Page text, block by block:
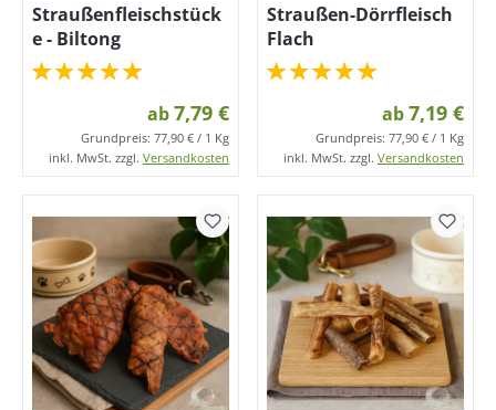
Straußenfleischstück
e - Biltong
ab7,79 €
Grundpreis: 77,90 € / 1 Kg
inkl. MwSt. zzgl. Versandkosten
Straußen-Dörrfleisch
Flach
ab7,19 €
Grundpreis: 77,90 € / 1 Kg
inkl. MwSt. zzgl. Versandkosten